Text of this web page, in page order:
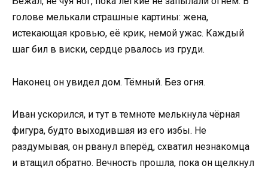
голове мелькали страшные картины: жена,
истекающая кровью, её крик, немой ужас. Каждый
шаг бил в виски, сердце рвалось из груди.
Наконец он увидел дом. Тёмный. Без огня.
Иван ускорился, и тут в темноте мелькнула чёрная
фигура, будто выходившая из его избы. Не
раздумывая, он рванул вперёд, схватил незнакомца
и втащил обратно. Вечность прошла, пока он щелкнул